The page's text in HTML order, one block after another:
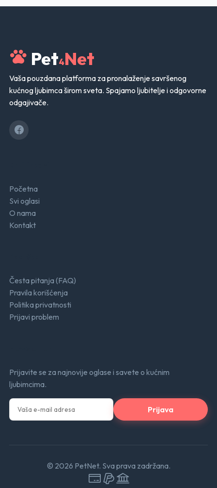
Pet4Net
Vaša pouzdana platforma za pronalaženje savršenog
kućnog ljubimca širom sveta. Spajamo ljubitelje i odgovorne
odgajivače.
Početna
Svi oglasi
O nama
Kontakt
Česta pitanja (FAQ)
Pravila korišćenja
Politika privatnosti
Prijavi problem
Prijavite se za najnovije oglase i savete o kućnim
ljubimcima.
Prijava
© 2026 PetNet. Sva prava zadržana.